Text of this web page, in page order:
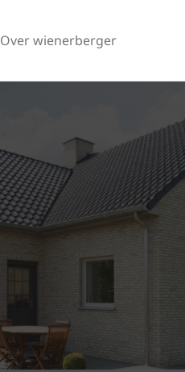
Over wienerberger